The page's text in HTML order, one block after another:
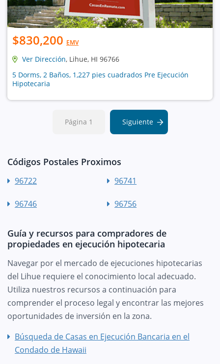
$830,200 EMV
Ver Dirección, Lihue, HI 96766
5 Dorms, 2 Baños, 1,227 pies cuadrados Pre Ejecución
Hipotecaria
Página 1 Siguiente
Códigos Postales Proximos
96722 96741
96746 96756
Guía y recursos para compradores de
propiedades en ejecución hipotecaria
Navegar por el mercado de ejecuciones hipotecarias
del Lihue requiere el conocimiento local adecuado.
Utiliza nuestros recursos a continuación para
comprender el proceso legal y encontrar las mejores
oportunidades de inversión en la zona.
Búsqueda de Casas en Ejecución Bancaria en el
Condado de Hawaii